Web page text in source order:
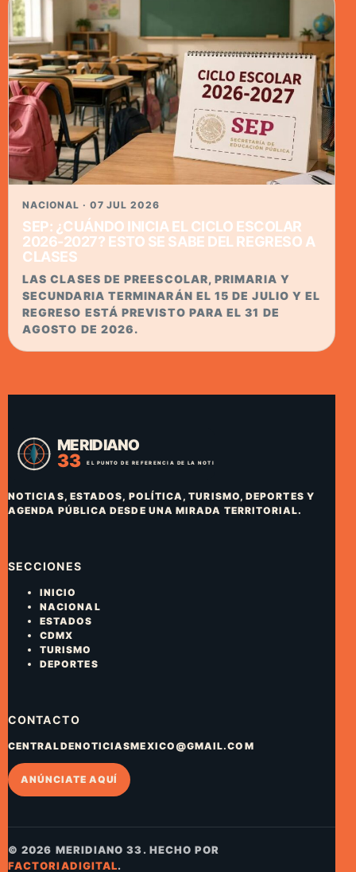
NACIONAL · 07 JUL 2026
SEP: ¿CUÁNDO INICIA EL CICLO ESCOLAR
2026-2027? ESTO SE SABE DEL REGRESO A
CLASES
LAS CLASES DE PREESCOLAR, PRIMARIA Y
SECUNDARIA TERMINARÁN EL 15 DE JULIO Y EL
REGRESO ESTÁ PREVISTO PARA EL 31 DE
AGOSTO DE 2026.
NOTICIAS, ESTADOS, POLÍTICA, TURISMO, DEPORTES Y
AGENDA PÚBLICA DESDE UNA MIRADA TERRITORIAL.
SECCIONES
INICIO
NACIONAL
ESTADOS
CDMX
TURISMO
DEPORTES
CONTACTO
CENTRALDENOTICIASMEXICO@GMAIL.COM
ANÚNCIATE AQUÍ
© 2026 MERIDIANO 33. HECHO POR
FACTORIADIGITAL.